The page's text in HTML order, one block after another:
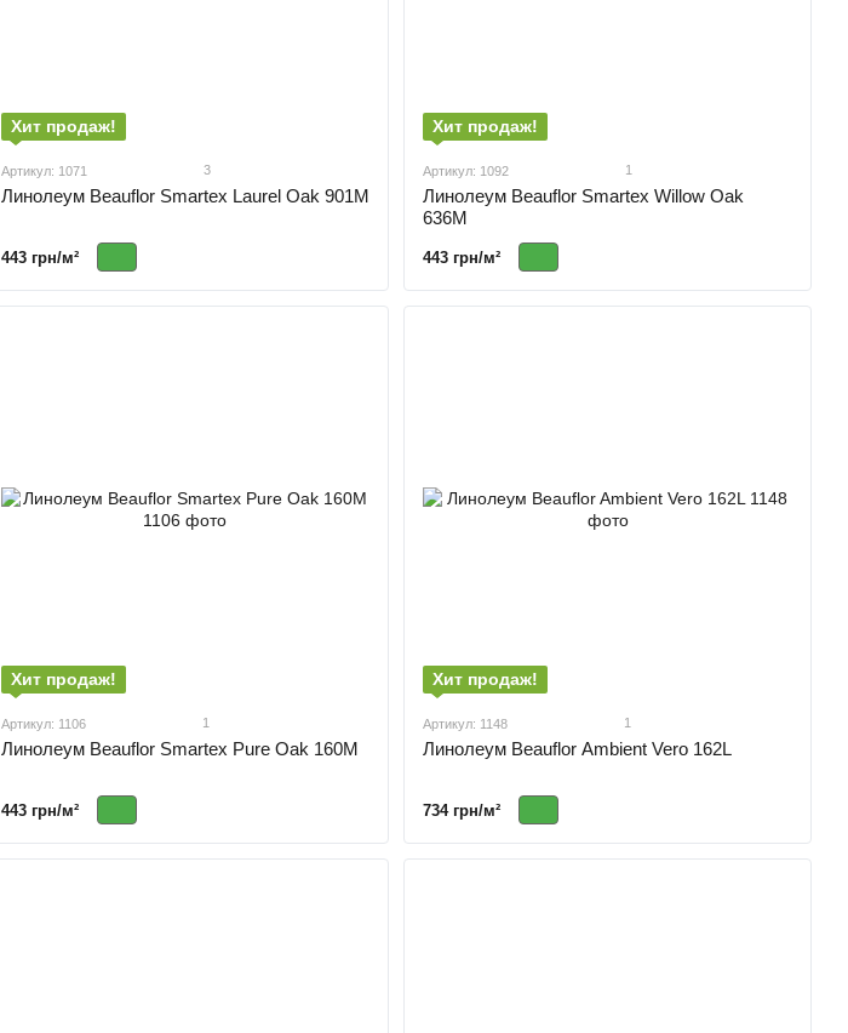
Хит продаж!
Артикул: 1071 3
Линолеум Beauflor Smartex Laurel Oak 901M
443 грн/м²
Хит продаж!
Артикул: 1092 1
Линолеум Beauflor Smartex Willow Oak
636M
443 грн/м²
Хит продаж!
Артикул: 1106 1
Линолеум Beauflor Smartex Pure Oak 160M
443 грн/м²
Хит продаж!
Артикул: 1148 1
Линолеум Beauflor Ambient Vero 162L
734 грн/м²